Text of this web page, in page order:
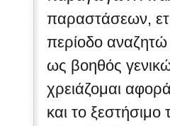
παραστάσεων,
περίοδο
ως βοηθός
χρειάζομαι
και το